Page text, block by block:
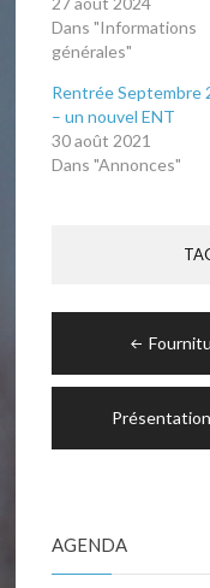
Dans "Informations
générales"
Rentrée Septembre
– un nouvel ENT
30 août 2021
Dans "Annonces"
l’article
AGENDA